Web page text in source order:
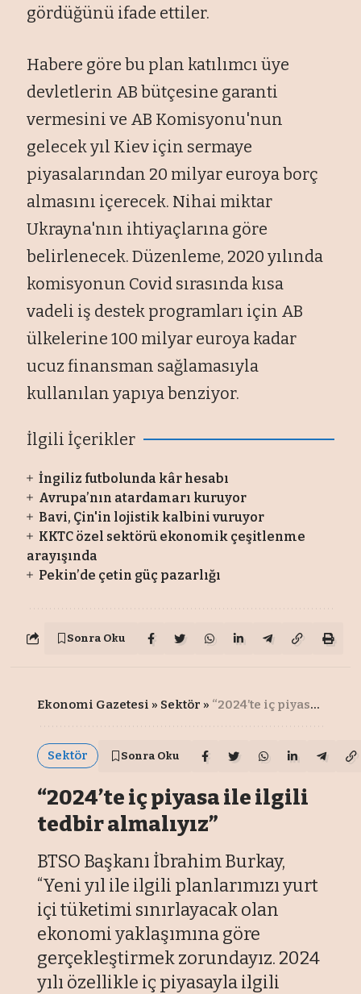
gördüğünü ifade ettiler.
Habere göre bu plan katılımcı üye
devletlerin AB bütçesine garanti
vermesini ve AB Komisyonu'nun
gelecek yıl Kiev için sermaye
piyasalarından 20 milyar euroya borç
almasını içerecek. Nihai miktar
Ukrayna'nın ihtiyaçlarına göre
belirlenecek. Düzenleme, 2020 yılında
komisyonun Covid sırasında kısa
vadeli iş destek programları için AB
ülkelerine 100 milyar euroya kadar
ucuz finansman sağlamasıyla
kullanılan yapıya benziyor.
İlgili İçerikler
İngiliz futbolunda kâr hesabı
Avrupa’nın atardamarı kuruyor
Bavi, Çin'in lojistik kalbini vuruyor
KKTC özel sektörü ekonomik çeşitlenme
arayışında
Pekin’de çetin güç pazarlığı
Sonra Oku
Ekonomi Gazetesi » Sektör » “2024’te iç piyasa ile ilgili tedbir almalıyız”
Sektör Sonra Oku
“2024’te iç piyasa ile ilgili
tedbir almalıyız”
BTSO Başkanı İbrahim Burkay,
“Yeni yıl ile ilgili planlarımızı yurt
içi tüketimi sınırlayacak olan
ekonomi yaklaşımına göre
gerçekleştirmek zorundayız. 2024
yılı özellikle iç piyasayla ilgili